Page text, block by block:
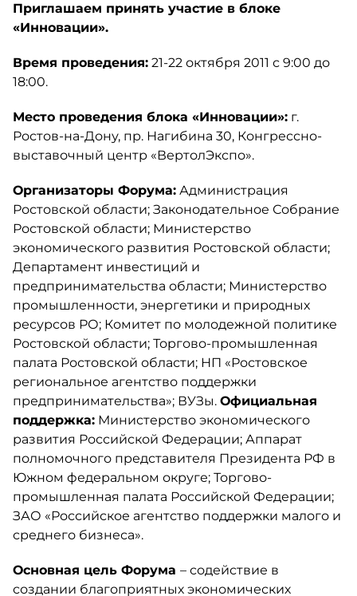
Приглашаем принять участие в блоке
«Инновации».
Время проведения: 21-22 октября 2011 с 9:00 до
18:00.
Место проведения блока «Инновации»: г.
Ростов-на-Дону, пр. Нагибина 30, Конгрессно-
выставочный центр «ВертолЭкспо».
Организаторы Форума: Администрация
Ростовской области; Законодательное Собрание
Ростовской области; Министерство
экономического развития Ростовской области;
Департамент инвестиций и
предпринимательства области; Министерство
промышленности, энергетики и природных
ресурсов РО; Комитет по молодежной политике
Ростовской области; Торгово-промышленная
палата Ростовской области; НП «Ростовское
региональное агентство поддержки
предпринимательства»; ВУЗы. Официальная
поддержка: Министерство экономического
развития Российской Федерации; Аппарат
полномочного представителя Президента РФ в
Южном федеральном округе; Торгово-
промышленная палата Российской Федерации;
ЗАО «Российское агентство поддержки малого и
среднего бизнеса».
Основная цель Форума – содействие в
создании благоприятных экономических